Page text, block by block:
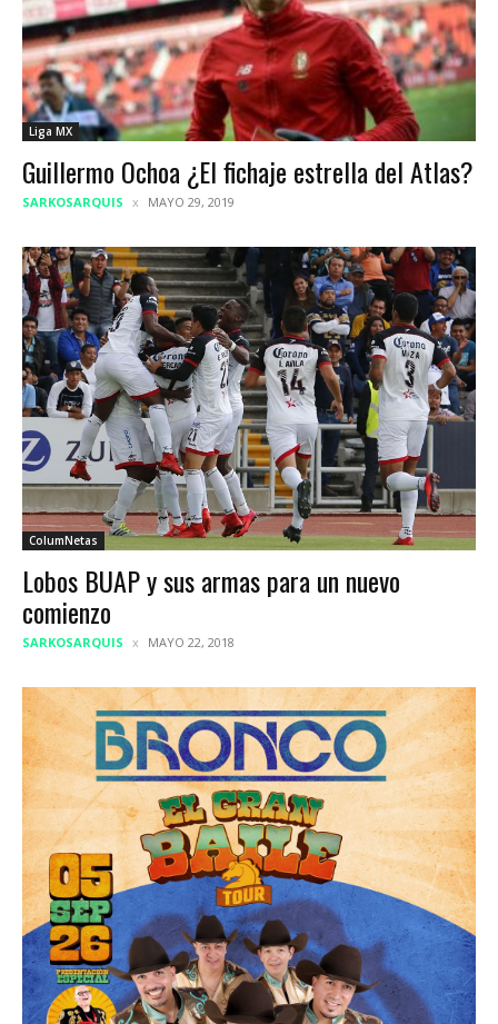
Liga MX
Guillermo Ochoa ¿El fichaje estrella del Atlas?
SARKOSARQUIS MAYO 29, 2019
ColumNetas
Lobos BUAP y sus armas para un nuevo
comienzo
SARKOSARQUIS MAYO 22, 2018